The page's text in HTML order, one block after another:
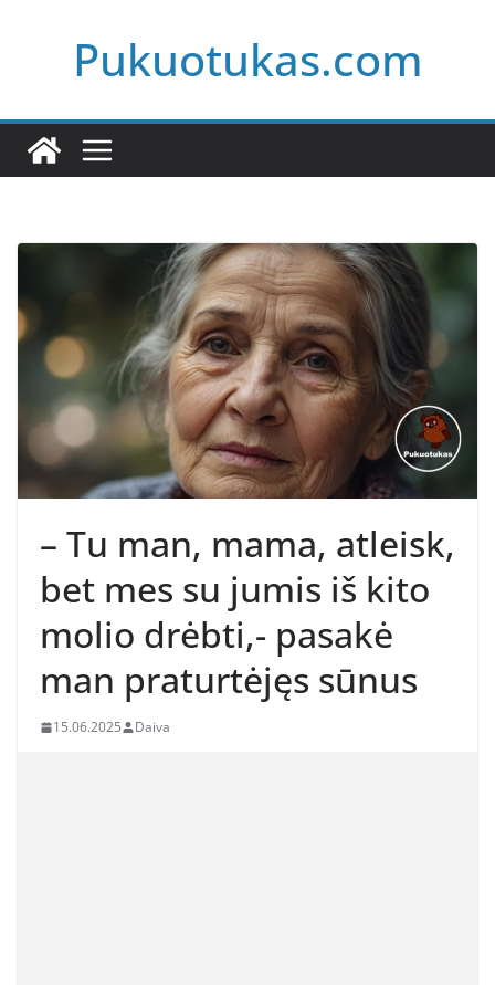
Pukuotukas.com
– Tu man, mama, atleisk,
bet mes su jumis iš kito
molio drėbti,- pasakė
man praturtėjęs sūnus
15.06.2025 Daiva